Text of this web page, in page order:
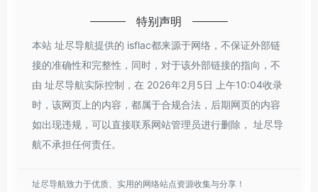
特别声明
本站 址尽导航提供的 isflac都来源于网络，不保证外部链
接的准确性和完整性，同时，对于该外部链接的指向，不
由 址尽导航实际控制，在 2026年2月5日 上午10:04收录
时，该网页上的内容，都属于合规合法，后期网页的内容
如出现违规，可以直接联系网站管理员进行删除， 址尽导
航不承担任何责任。
址尽导航致力于优质、实用的网络站点资源收集与分享！